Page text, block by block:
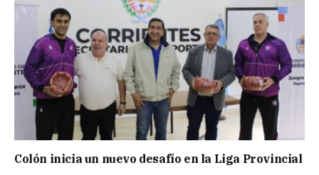
Colón inicia un nuevo desafío en la Liga Provincial